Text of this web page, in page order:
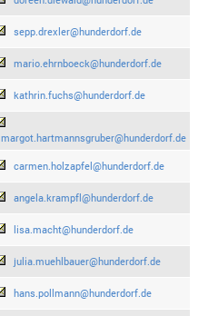
sepp.drexler@hunderdorf.de
mario.ehrnboeck@hunderdorf.de
kathrin.fuchs@hunderdorf.de
margot.hartmannsgruber@hunderdorf.de
carmen.holzapfel@hunderdorf.de
angela.krampfl@hunderdorf.de
lisa.macht@hunderdorf.de
julia.muehlbauer@hunderdorf.de
hans.pollmann@hunderdorf.de